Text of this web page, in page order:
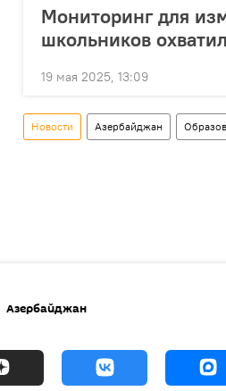
Мониторинг для
школьников
19 мая 2025, 13:09
Новости Азербайджан
Азербайджан